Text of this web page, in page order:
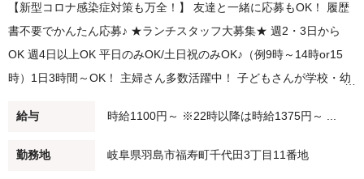
【新型コロナ感染症対策も万全！】 友達と一緒に応募もOK！ 履歴
書不要でかんたん応募♪ ★ランチスタッフ大募集★ 週2・3日から
OK 週4日以上OK 平日のみOK/土日祝のみOK♪（例9時～14時or15
時）1日3時間～OK！ 主婦さん多数活躍中！ 子どもさんが学校・幼
勤務も可能です！ ★ディナースタッフ大募集★ 夕方（例：18時～
21時）/深夜バイト（例：21時～閉店）勤務できる方歓迎！ 22時以
給与 時給1100円～ ※22時以降は時給1375円～ ...
勤務地 岐阜県羽島市福寿町千代田3丁目11番地